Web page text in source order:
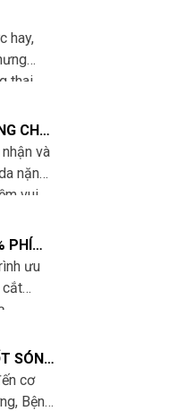
hay,
thai.
CHO
và
nặng,
vui
PHÍ
CẮT
ưu
cắt
SÓNG
ÍCH
cơ
Bệnh